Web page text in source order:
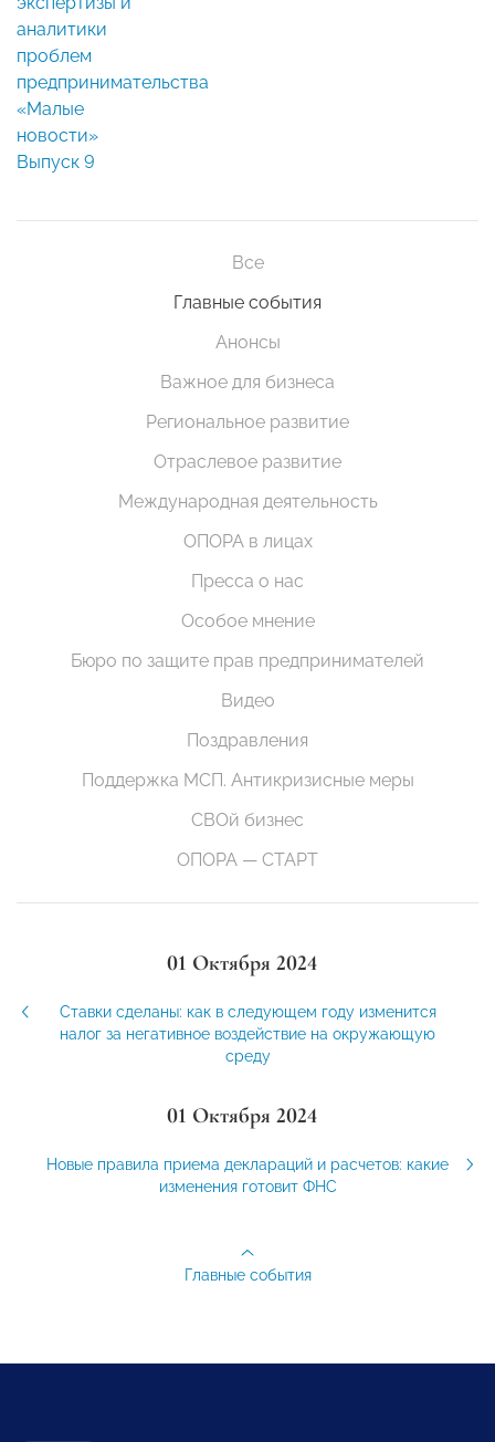
аналитики
проблем
предпринимательства
«Малые
новости»
Выпуск 9
Все
Главные события
Анонсы
Важное для бизнеса
Региональное развитие
Отраслевое развитие
Международная деятельность
ОПОРА в лицах
Пресса о нас
Особое мнение
Бюро по защите прав предпринимателей
Видео
Поздравления
Поддержка МСП. Антикризисные меры
СВОй бизнес
ОПОРА — СТАРТ
01 Октября 2024
Ставки сделаны: как в следующем году изменится
налог за негативное воздействие на окружающую
среду
01 Октября 2024
Новые правила приема деклараций и расчетов: какие
изменения готовит ФНС
Главные события